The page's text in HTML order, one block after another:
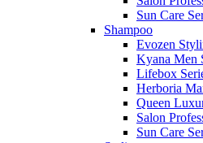
Sun Care
Shampoo
Evozen
Kyana Men
Lifebox
Herboria
Queen
Salon
Sun Care